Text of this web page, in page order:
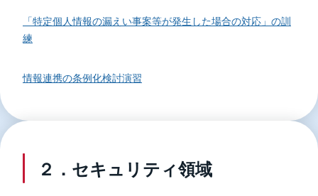
「特定個人情報の漏えい事案等が発生した場合の対応」の訓
練
情報連携の条例化検討演習
２．セキュリティ領域